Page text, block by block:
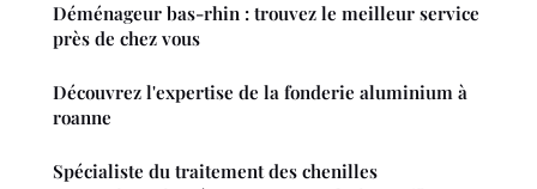
Déménageur bas-rhin : trouvez le meilleur service
près de chez vous
Découvrez l'expertise de la fonderie aluminium à
roanne
Spécialiste du traitement des chenilles